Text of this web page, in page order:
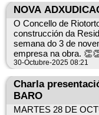
NOVA
O Concello de
construcción da
semana do 3 de
empresa na obra.
30-Octubre-2025 08:21
Charla
BARO
MARTES 28 DE